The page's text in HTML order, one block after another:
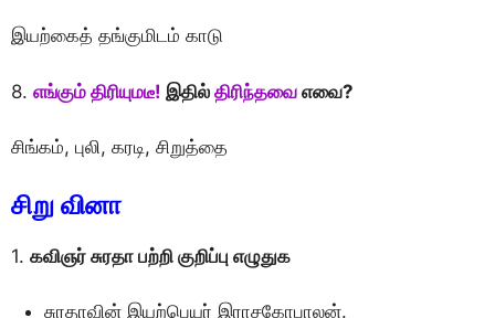
இயற்கைத் தங்குமிடம் காடு
8. எங்கும் திரியுமடீ! இதில் திரிந்தவை எவை?
சிங்கம், புலி, கரடி, சிறுத்தை
சிறு வினா
1. கவிஞர் சுரதா பற்றி குறிப்பு எழுதுக
சுரதாவின் இயற்பெயர் இராசகோபாலன்.